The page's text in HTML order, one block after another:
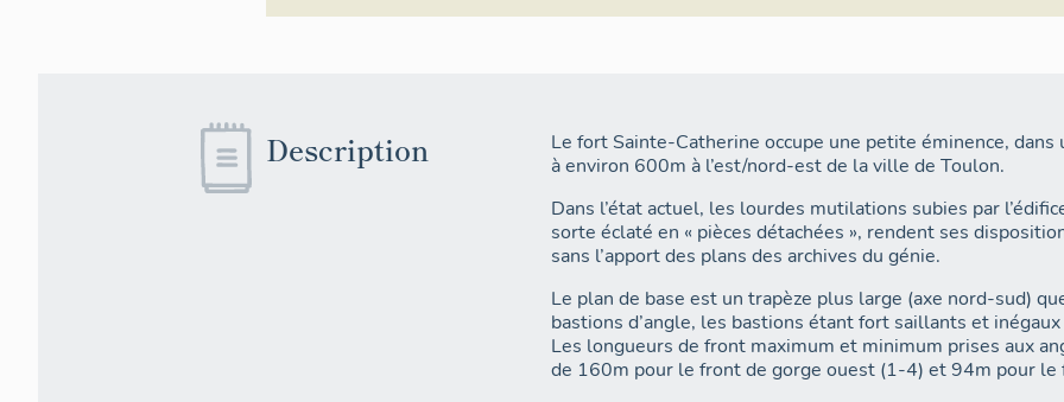
Catherine ruinée, et de créer une redoute intermédiaire
programme est confirmé dans la première version du
plusieurs pièces de gros calibre. En placer une autre
considérable pour rapprocher les feux de mousqueterie
de pièces d’artillerie. 9 ».
Ce mémoire fait explicitement mention de la chapelle
20 du mémoire pour servir au le projet général des
postérieur, Milet de Monville donne des précisions
la hauteur de Ste Catherine avec une communication à la
Description
Le fort Sainte-Catherine occupe une petite éminence, dans
à environ 600m à l’est/nord-est de la ville de Toulon.
Dans l’état actuel, les lourdes mutilations subies par
sorte éclaté en « pièces détachées », rendent ses
sans l’apport des plans des archives du génie.
Le plan de base est un trapèze plus large (axe nord-sud)
bastions d’angle, les bastions étant fort saillants et
Les longueurs de front maximum et minimum prises aux
de 160m pour le front de gorge ouest (1-4) et 94m pour le